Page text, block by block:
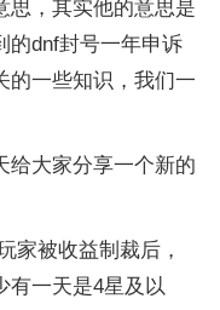
思，其实他的意思是
的dnf封号一年申诉
的一些知识，我们一
给大家分享一个新的
家被收益制裁后，
有一天是4星及以